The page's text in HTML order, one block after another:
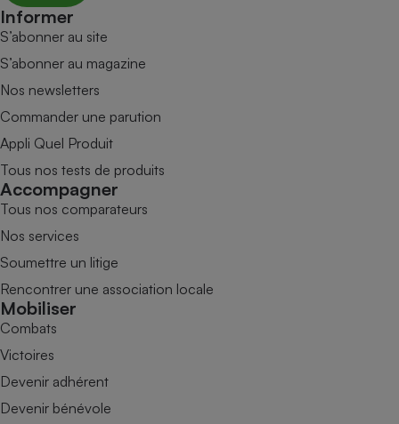
Informer
S’abonner au site
S’abonner au magazine
Nos newsletters
Commander une parution
Appli Quel Produit
Tous nos tests de produits
Accompagner
Tous nos comparateurs
Nos services
Soumettre un litige
Rencontrer une association locale
Mobiliser
Combats
Victoires
Devenir adhérent
Devenir bénévole